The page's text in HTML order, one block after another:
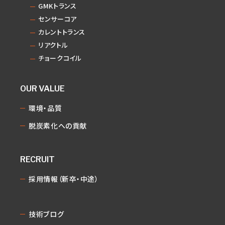
GMKトランス
センサーコア
カレントトランス
リアクトル
チョークコイル
OUR VALUE
環境・品質
脱炭素化への貢献
RECRUIT
採用情報（新卒・中途）
技術ブログ